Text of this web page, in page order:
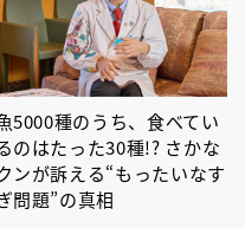
5000種のうち、食べてい
のはたった30種!? さかな
ンが訴える“もったいなす
問題”の真相